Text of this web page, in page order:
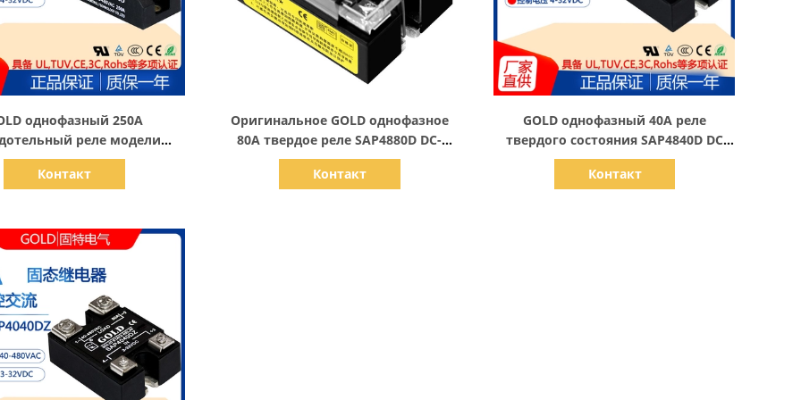
однофазный 250A
реле модели
250A постоянного тока
управления AC 220V
Контакт
Оригинальное GOLD однофазное
80A твердое реле SAP4880D DC-
контролируемое AC 220V реле
Контакт
GOLD однофазный 40A реле
твердого состояния SAP4840D DC
управление AC 220V реле твердого
состояния
Контакт